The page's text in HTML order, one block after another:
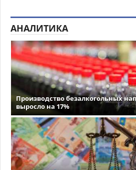
АНАЛИТИКА
Производство безалкогольных
выросло на 17%